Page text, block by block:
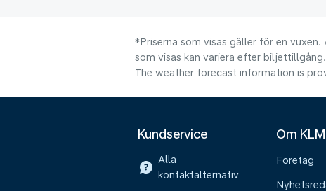
*Priserna som visas gäller för en
som visas kan variera efter biljettillgång.
The weather forecast information is
Kundservice
Alla
kontaktalternativ
Om KLM
Företag